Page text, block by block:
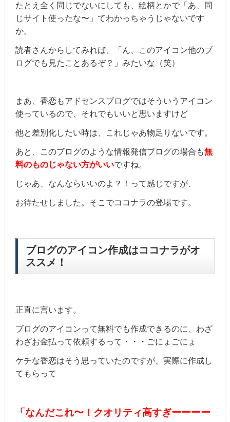
たとえ全く同じでないにしても、絵柄とかで「あ、同
じサイト使ったな〜」てわかっちゃうじゃないです
か。
読者さんからしてみれば、「ん、このアイコン他のブ
ログでも見たことあるぞ？」みたいな（笑）
まあ、香恋もアドセンスブログではそういうアイコン
使っているので、それでもいいと思いますけど
他と差別化したい時は、これじゃあ物足りないです。
あと、このブログのような情報発信ブログの場合も無
料のものじゃない方がいいですね。
じゃあ、なんならいいのよ？！って感じですが、
お待たせしました。そこでココナラの登場です。
ブログのアイコン作成はココナラがオ
ススメ！
正直に言います。
ブログのアイコンって無料でも作成できるのに、わざ
わざお金払って依頼するって・・・ごにょごにょ
ケチな香恋はそう思っていたのですが、実際に作成し
てもらって
「なんだこれ〜！クオリティ高すぎーーーー